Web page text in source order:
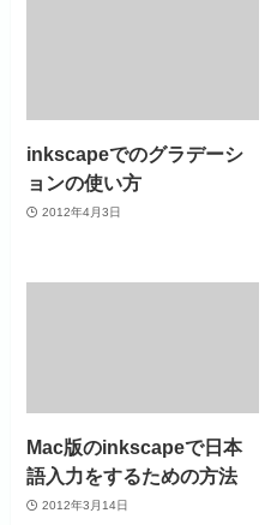
inkscapeでのグラデーシ
ョンの使い方
2012年4月3日
Mac版のinkscapeで日本
語入力をするための方法
2012年3月14日